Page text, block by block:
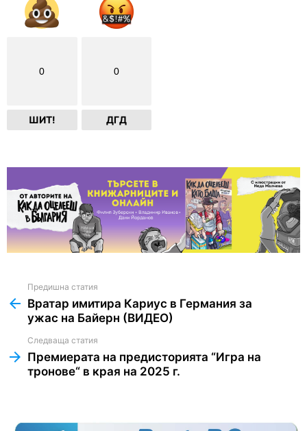
0
ШИТ!
0
ДГД
more
Предишна статия
Вратар имитира Кариус в Германия за
ужас на Байерн (ВИДЕО)
Следваща статия
Премиерата на предисторията “Игра на
тронове“ в края на 2025 г.